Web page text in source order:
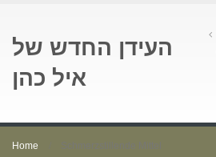
העידן החדש של
איל כהן
Home Schmerzstillende Mittel